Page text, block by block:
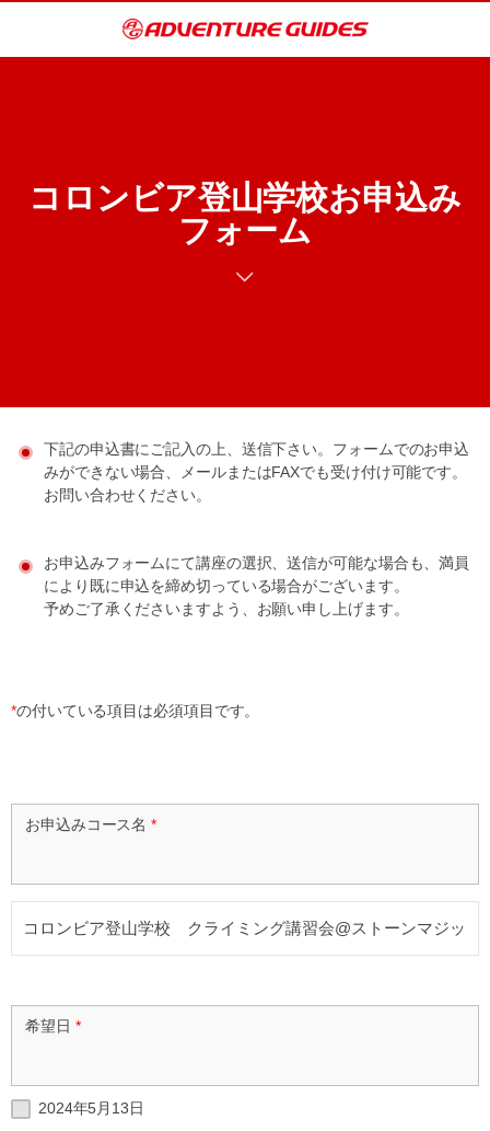
コロンビア登山学校お申込み
フォーム
下記の申込書にご記入の上、送信下さい。フォームでのお申込
みができない場合、メールまたはFAXでも受け付け可能です。
お問い合わせください。
お申込みフォームにて講座の選択、送信が可能な場合も、満員
により既に申込を締め切っている場合がございます。
予めご了承くださいますよう、お願い申し上げます。
*の付いている項目は必須項目です。
お申込みコース名*
希望日 *
2024年5月13日